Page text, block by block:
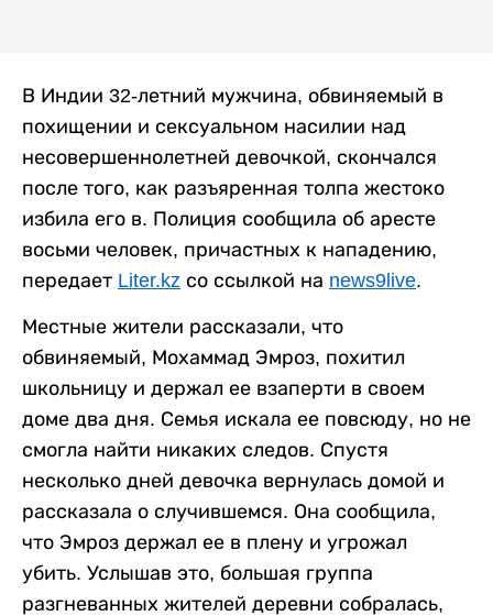
В Индии 32-летний мужчина, обвиняемый в
похищении и сексуальном насилии над
несовершеннолетней девочкой, скончался
после того, как разъяренная толпа жестоко
избила его в. Полиция сообщила об аресте
восьми человек, причастных к нападению,
передает Liter.kz со ссылкой на news9live.
Местные жители рассказали, что
обвиняемый, Мохаммад Эмроз, похитил
школьницу и держал ее взаперти в своем
доме два дня. Семья искала ее повсюду, но не
смогла найти никаких следов. Спустя
несколько дней девочка вернулась домой и
рассказала о случившемся. Она сообщила,
что Эмроз держал ее в плену и угрожал
убить. Услышав это, большая группа
разгневанных жителей деревни собралась,